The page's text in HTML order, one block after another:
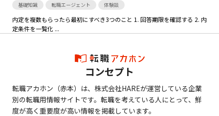
基礎知識 転職エージェント 体験談
内定を複数もらったら最初にすべき3つのこと 1. 回答期限を確認する 2. 内
定条件を一覧化 ...
コンセプト
転職アカホン（赤本）は、株式会社HAREが運営している企業
別の転職用情報サイトです。転職を考えている人にとって、鮮
度が高く重要度が高い情報を掲載しています。